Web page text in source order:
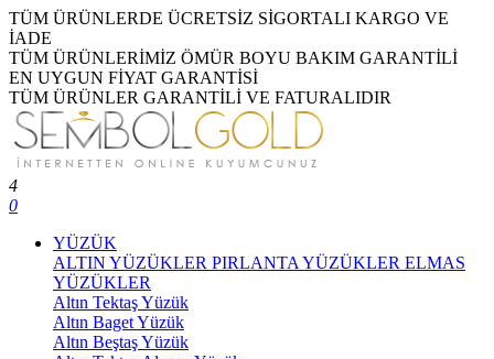
TÜM ÜRÜNLERDE ÜCRETSİZ SİGORTALI KARGO VE
İADE
TÜM ÜRÜNLERİMİZ ÖMÜR BOYU BAKIM GARANTİLİ
EN UYGUN FİYAT GARANTİSİ
TÜM ÜRÜNLER GARANTİLİ VE FATURALIDIR
4
0
YÜZÜK
ALTIN YÜZÜKLER PIRLANTA YÜZÜKLER ELMAS
YÜZÜKLER
Altın Tektaş Yüzük
Altın Baget Yüzük
Altın Beştaş Yüzük